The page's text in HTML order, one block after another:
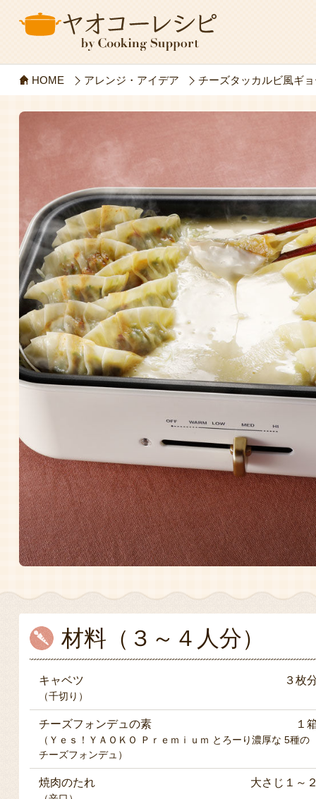
HOME アレンジ・アイデア チーズタッカルビ風ギ
材料（３～４人分）
キャベツ ３枚
（千切り）
チーズフォンデュの素 １
（Ｙｅｓ！ＹＡＯＫＯ Ｐｒｅｍｉｕｍ とろーり濃厚な 5種の
チーズフォンデュ）
焼肉のたれ 大さじ１～